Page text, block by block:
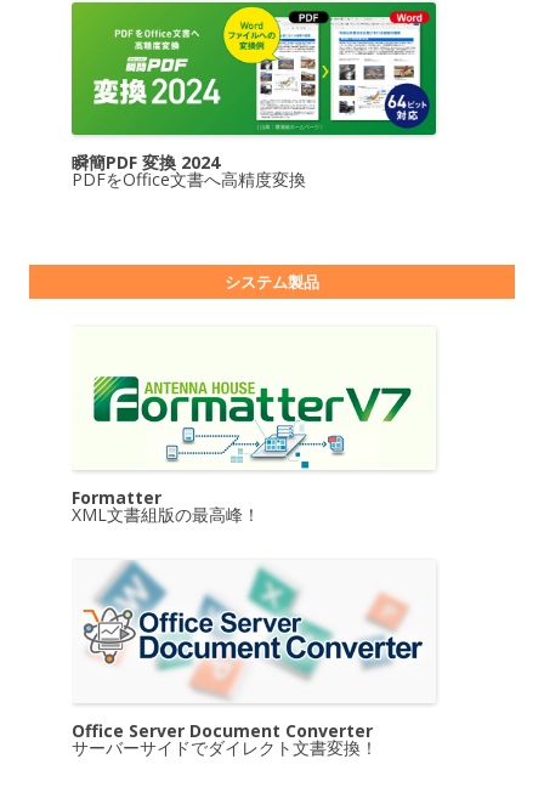
瞬簡PDF 変換 2024
PDFをOffice文書へ高精度変換
システム製品
Formatter
XML文書組版の最高峰！
Office Server Document Converter
サーバーサイドでダイレクト文書変換！